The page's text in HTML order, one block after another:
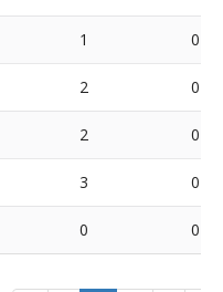
1 0
2 0
2 0
3 0
0 0